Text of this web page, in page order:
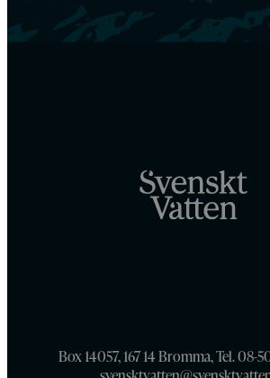
Box 14057, 167 14 Bromma, Tel. 08-